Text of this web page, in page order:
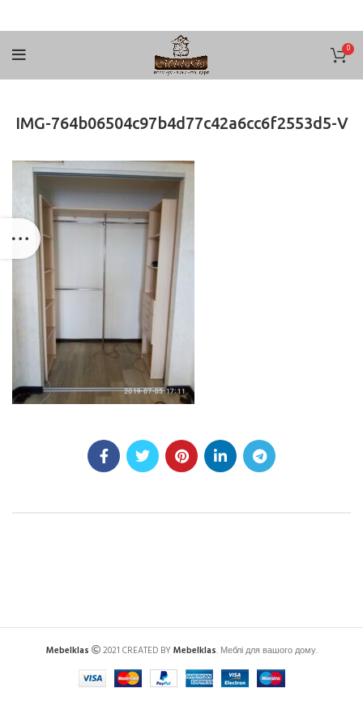
0
IMG-764b06504c97b4d77c42a6cc6f2553d5-V
Mebelklas 2021 CREATED BYMebelklas. Меблі для вашого дому.